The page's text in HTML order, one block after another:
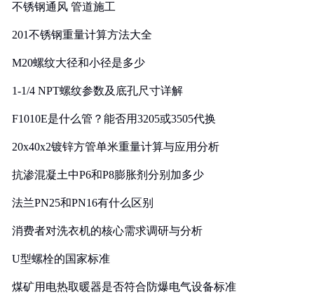
不锈钢通风 管道施工
201不锈钢重量计算方法大全
M20螺纹大径和小径是多少
1-1/4 NPT螺纹参数及底孔尺寸详解
F1010E是什么管？能否用3205或3505代换
20x40x2镀锌方管单米重量计算与应用分析
抗渗混凝土中P6和P8膨胀剂分别加多少
法兰PN25和PN16有什么区别
消费者对洗衣机的核心需求调研与分析
U型螺栓的国家标准
煤矿用电热取暖器是否符合防爆电气设备标准